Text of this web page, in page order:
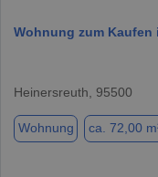
Wohnung zum Kaufen
Heinersreuth, 95500
Wohnung ca. 72,00